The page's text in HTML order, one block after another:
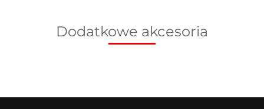
Dodatkowe akcesoria